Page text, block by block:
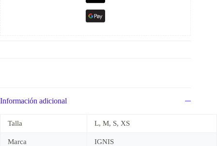
Información adicional
Talla L, M, S, XS
Marca IGNIS